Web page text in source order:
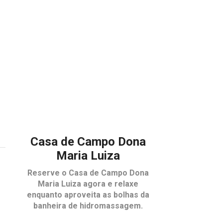
Casa de Campo Dona
Maria Luiza
Reserve o Casa de Campo Dona
Maria Luiza agora e relaxe
enquanto aproveita as bolhas da
banheira de hidromassagem.